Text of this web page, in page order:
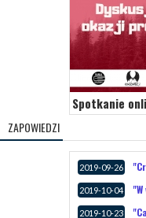
Spotkanie
ZAPOWIEDZI
2019-09-26
2019-10-04
2019-10-23